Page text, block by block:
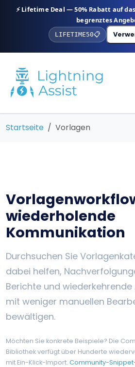
⚡ Lifetime Deal — 50% Rabatt auf
begrenztes
LIFETIME50📋
Startseite Vorlagen
wiederholende
Kommunikation
Durchsuchen Sie
dabei helfen,
Berichte und
mit weniger manuellen
bewältigen.
Möchten Sie konkrete Beispiele? Die
Bibliothek verfügt über Hunderte
mit Ein-Klick-Import. Community-